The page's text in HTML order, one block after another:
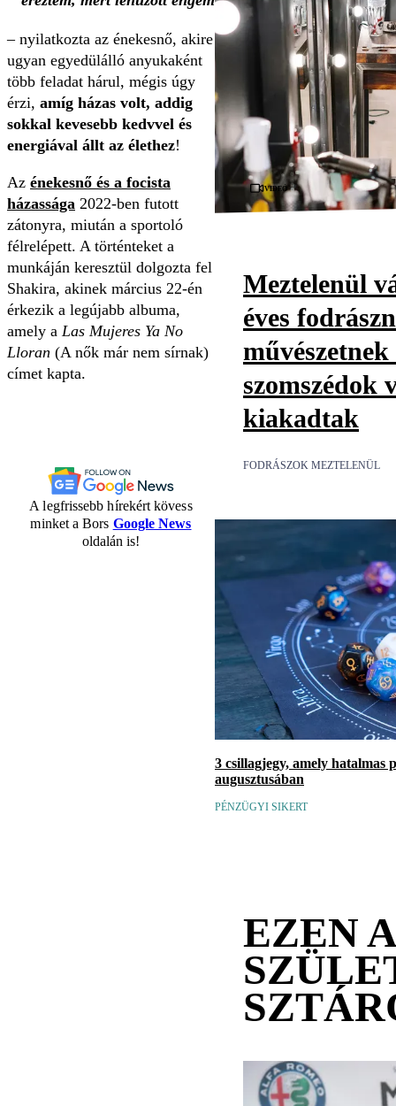
– nyilatkozta az énekesnő, akire
ugyan egyedülálló anyukaként
több feladat hárul, mégis úgy
érzi, amíg házas volt, addig
sokkal kevesebb kedvvel és
energiával állt az élethez!
Az énekesnő és a focista
házassága 2022-ben futott
zátonyra, miután a sportoló
félrelépett. A történteket a
munkáján keresztül dolgozta fel
Shakira, akinek március 22-én
érkezik a legújabb albuma,
amely a Las Mujeres Ya No
Lloran (A nők már nem sírnak)
címet kapta.
A legfrissebb hírekért kövess
minket a Bors Google News
oldalán is!
Videó
Meztelenül
éves
szomszédok
kiakadtak
FODRÁSZOK MEZTELENÜL
3 csillagjegy, amely hatalmas
augusztusában
PÉNZÜGYI SIKERT
EZEN